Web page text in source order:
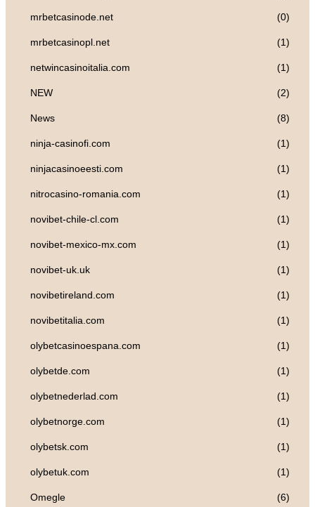
mrbetcasinode.net (0)
mrbetcasinopl.net (1)
netwincasinoitalia.com (1)
NEW (2)
News (8)
ninja-casinofi.com (1)
ninjacasinoeesti.com (1)
nitrocasino-romania.com (1)
novibet-chile-cl.com (1)
novibet-mexico-mx.com (1)
novibet-uk.uk (1)
novibetireland.com (1)
novibetitalia.com (1)
olybetcasinoespana.com (1)
olybetde.com (1)
olybetnederlad.com (1)
olybetnorge.com (1)
olybetsk.com (1)
olybetuk.com (1)
Omegle (6)